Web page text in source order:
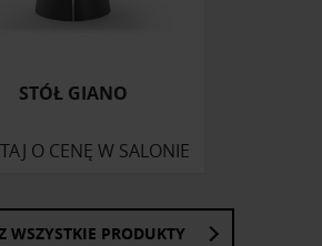
STÓŁ GIANO
O CENĘ W SALONIE
WSZYSTKIE PRODUKTY